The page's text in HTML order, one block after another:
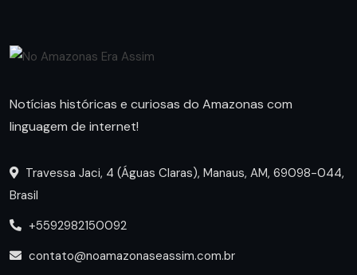
Notícias históricas e curiosas do Amazonas com
linguagem de internet!
Travessa Jaci, 4 (Águas Claras), Manaus, AM, 69098-044,
Brasil
+5592982150092
contato@noamazonaseassim.com.br